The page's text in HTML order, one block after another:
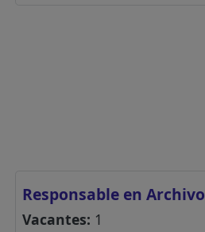
Responsable en Archivo
Vacantes: 1